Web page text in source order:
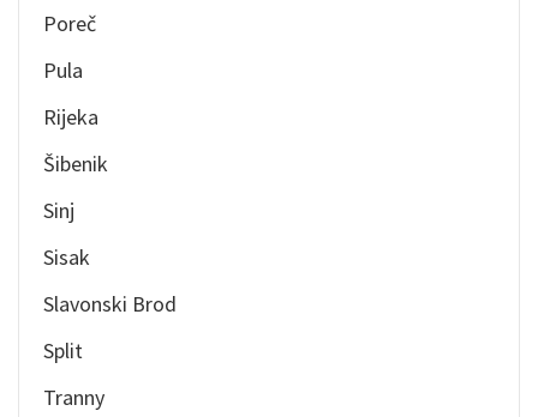
Poreč
Pula
Rijeka
Šibenik
Sinj
Sisak
Slavonski Brod
Split
Tranny